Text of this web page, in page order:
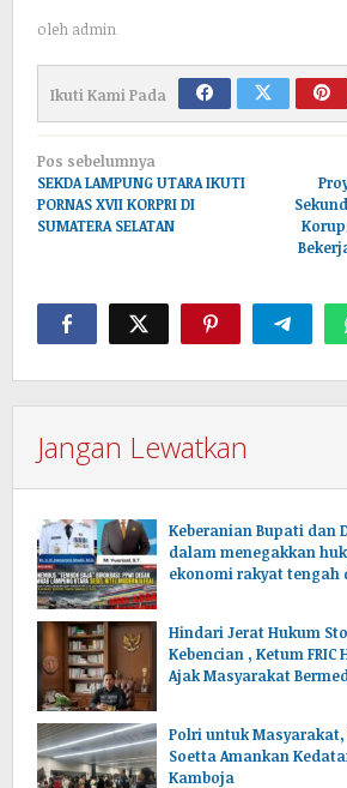
oleh admin
Ikuti Kami Pada
Navigasi
pos
Pos sebelumnya
SEKDA LAMPUNG UTARA IKUTI
PORNAS XVII KORPRI DI
SUMATERA SELATAN
Jangan Lewatkan
Keberanian Bupati dan
dalam menegakkan
ekonomi rakyat tengah
Hindari Jerat Hukum
Kebencian , Ketum FRIC
Ajak Masyarakat
Polri untuk
Soetta Amankan
Kamboja